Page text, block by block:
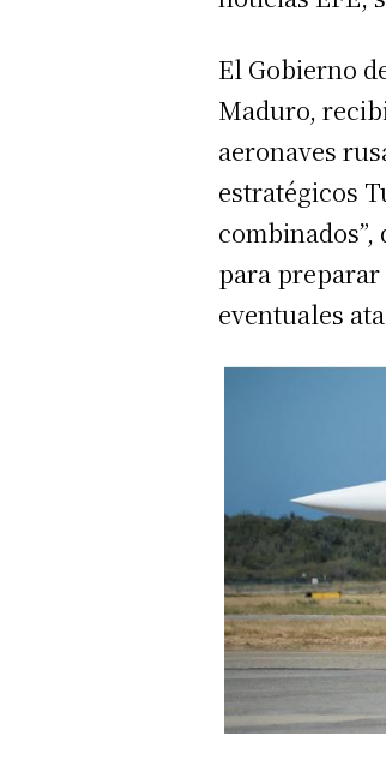
El Gobierno
Maduro,
aeronaves
estratégicos
para
eventuales